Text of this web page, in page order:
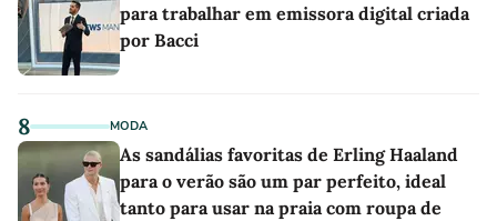
para trabalhar em emissora digital criada
por Bacci
8 MODA
As sandálias favoritas de Erling Haaland
para o verão são um par perfeito, ideal
tanto para usar na praia com roupa de